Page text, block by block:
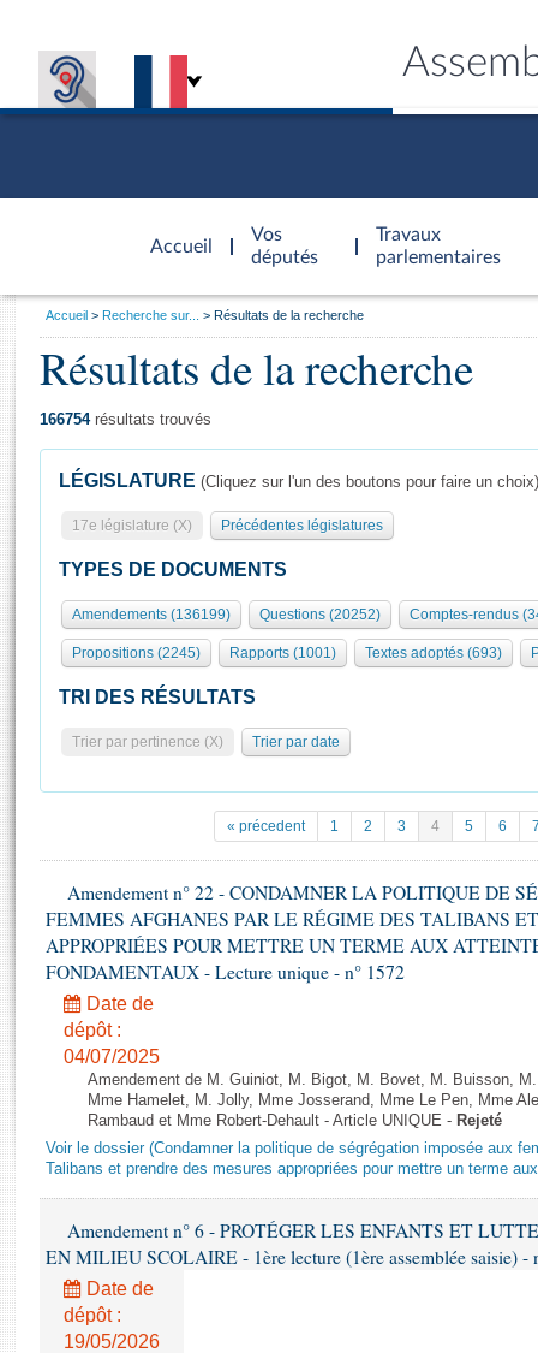
Accueil
d'accueil
Vos
députés
Travaux
parlementaires
Présidence
577 députés
Groupes politiques
Séance publique
Commissions et autres organes
Europe et International
Pétitions
Projets de loi
Propositions de loi
Amendements
Textes adoptés
Rapports d'information
Rapports d'enquête
Rapports législatifs
Rapports sur l'application des lois
Baromètre de l’application des lois
Dossiers législatifs
Questions écrites et orales
Comptes rendus des débats
Général
Rôle et pouvoirs de l'Assemblée
Organisation de l'Assemblée
Présidence Conférence des Présidents Bureau Collège des
Statistiques et chiffres clés
Documents de référence
( Constitution | Règlement de l'Assemblée ... )
Juniors
Anciennes législatures
Liens vers les sites publics
Visiter l'Assemblée
Visite virtuelle du palais Bourbon
Assister à une séance
Contacts et plan d'accès
Photos libres de droit
Vous
Accueil Recherche sur... Résultats de la recherche
Résultats de la recherche
166754résultats trouvés
LÉGISLATURE (Cliquez sur l'un des boutons pour faire un choix)
17e législature (X) Précédentes législatures
TYPES DE DOCUMENTS
Amendements (136199) Questions (20252) Comptes-rendus
Propositions (2245) Rapports (1001) Textes adoptés (693)
TRI DES RÉSULTATS
Trier par pertinence (X) Trier par date
« précedent 1 2 3 4 5 6
Amendement n° 22 - CONDAMNER LA POLITIQUE DE
FEMMES AFGHANES PAR LE RÉGIME DES TALIBANS
APPROPRIÉES POUR METTRE UN TERME AUX
FONDAMENTAUX - Lecture unique - n° 1572
Date de
dépôt :
04/07/2025
Amendement de M. Guiniot, M. Bigot, M. Bovet, M. Buisson,
Mme Hamelet, M. Jolly, Mme Josserand, Mme Le Pen, Mme
Rambaud et Mme Robert-Dehault - Article UNIQUE - Rejeté
Voir le dossier (Condamner la politique de ségrégation imposée aux
Talibans et prendre des mesures appropriées pour mettre un terme
Amendement n° 6 - PROTÉGER LES ENFANTS ET
EN MILIEU SCOLAIRE - 1ère lecture (1ère assemblée saisie) -
Date de
dépôt :
19/05/2026